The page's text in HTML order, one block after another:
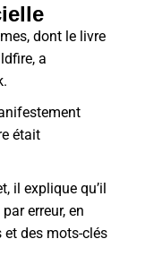
dont le livre
a
était
il explique qu’il
erreur, en
des mots-clés